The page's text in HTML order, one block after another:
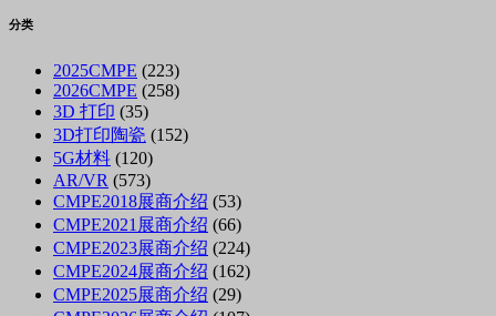
分类
2025CMPE (223)
2026CMPE (258)
3D 打印 (35)
3D打印陶瓷 (152)
5G材料 (120)
AR/VR (573)
CMPE2018展商介绍 (53)
CMPE2021展商介绍 (66)
CMPE2023展商介绍 (224)
CMPE2024展商介绍 (162)
CMPE2025展商介绍 (29)